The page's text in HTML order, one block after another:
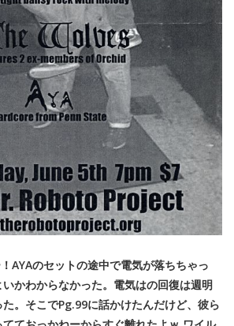
AYAのセットの途中で電気が落ちちゃっ
かわからなかった。電気はの回復は週明
。そこでPg.99に話かけたんだけど、彼ら